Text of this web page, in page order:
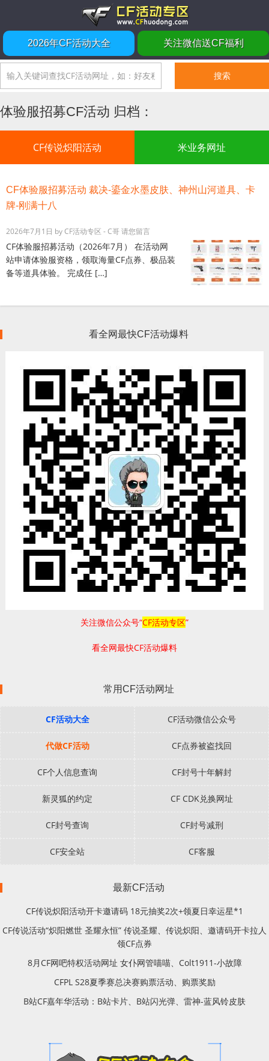
2026年CF活动大全 关注微信送CF福利
体验服招募CF活动 归档：
CF传说炽阳活动 米业务网址
CF体验服招募活动 裁决-鎏金水墨皮肤、神州山河道具、卡
牌-刚满十八
2026年7月1日 byCF活动专区 - C哥请您留言
CF体验服招募活动（2026年7月） 在活动网
站申请体验服资格，领取海量CF点券、极品装
备等道具体验。 完成任 […]
看全网最快CF活动爆料
关注微信公众号“CF活动专区”
看全网最快CF活动爆料
常用CF活动网址
CF活动大全 CF活动微信公众号
代做CF活动 CF点券被盗找回
CF个人信息查询 CF封号十年解封
新灵狐的约定 CF CDK兑换网址
CF封号查询 CF封号减刑
CF安全站 CF客服
最新CF活动
CF传说炽阳活动开卡邀请码 18元抽奖2次+领夏日幸运星*1
CF传说活动“炽阳燃世 圣耀永恒” 传说圣耀、传说炽阳、邀请码开卡拉人
领CF点券
8月CF网吧特权活动网址 女仆网管喵喵、Colt1911-小故障
CFPL S28夏季赛总决赛购票活动、购票奖励
B站CF嘉年华活动：B站卡片、B站闪光弹、雷神-蓝风铃皮肤